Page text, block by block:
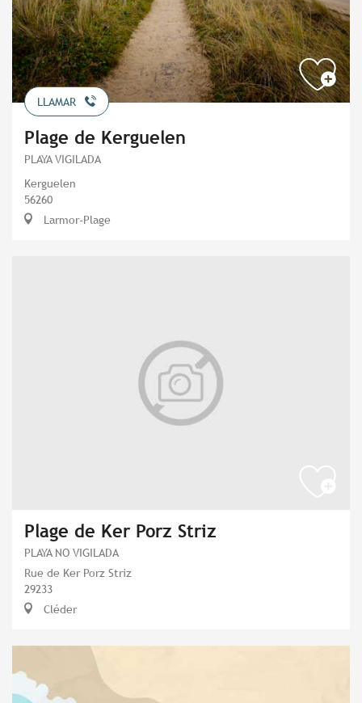
LLAMAR
Plage de Kerguelen
PLAYA VIGILADA
Kerguelen
56260
Larmor-Plage
Plage de Ker Porz Striz
PLAYA NO VIGILADA
Rue de Ker Porz Striz
29233
Cléder